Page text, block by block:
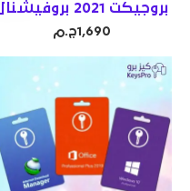
بروجيكت 2021 بروفيشنال
1,690ج.م